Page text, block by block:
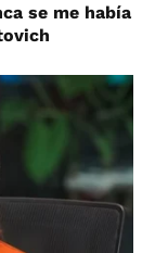
se me había